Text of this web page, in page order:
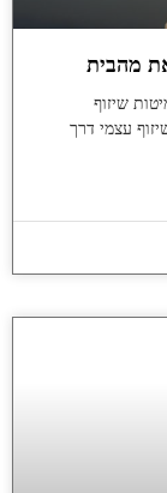
מהבית
שיזוף
עצמי דרך